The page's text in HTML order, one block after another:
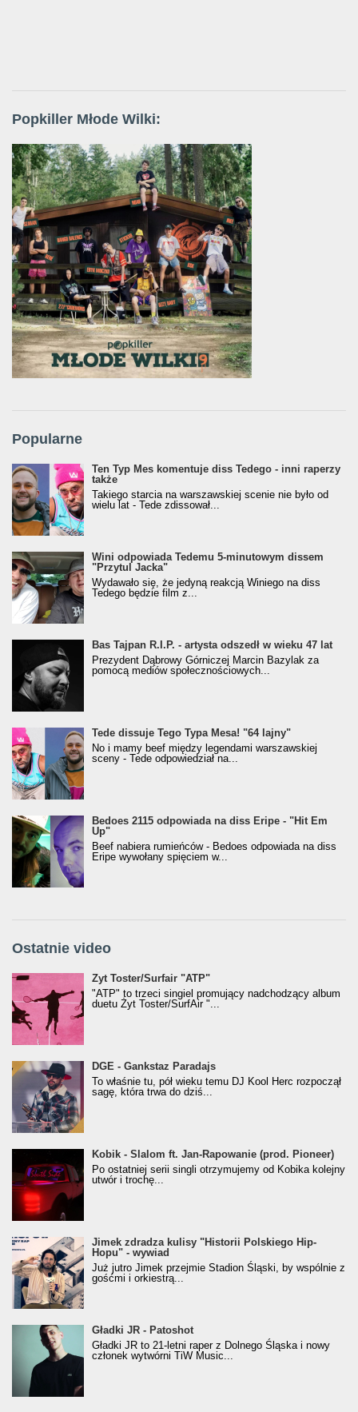
Popkiller Młode Wilki:
Popularne
Ten Typ Mes komentuje diss Tedego - inni raperzy
także
Takiego starcia na warszawskiej scenie nie było od
wielu lat - Tede zdissował...
Wini odpowiada Tedemu 5-minutowym dissem
"Przytul Jacka"
Wydawało się, że jedyną reakcją Winiego na diss
Tedego będzie film z...
Bas Tajpan R.I.P. - artysta odszedł w wieku 47 lat
Prezydent Dąbrowy Górniczej Marcin Bazylak za
pomocą mediów społecznościowych...
Tede dissuje Tego Typa Mesa! "64 lajny"
No i mamy beef między legendami warszawskiej
sceny - Tede odpowiedział na...
Bedoes 2115 odpowiada na diss Eripe - "Hit Em
Up"
Beef nabiera rumieńców - Bedoes odpowiada na diss
Eripe wywołany spięciem w...
Ostatnie video
Żyt Toster/SurfAir - ATP VIDEO
Żyt Toster/Surfair "ATP"
"ATP" to trzeci singiel promujący nadchodzący album
duetu Żyt Toster/SurfAir "...
donGURALesko z nagrodą za
Klasyczny/Trueschoolowy Album Roku
(Popkillery 2023)
DGE - Gankstaz Paradajs
To właśnie tu, pół wieku temu DJ Kool Herc rozpoczął
sagę, która trwa do dziś...
Kobik - Slalom ft. Jan-Rapowanie (prod. Pioneer)
[Official Music Visualiser]
Kobik - Slalom ft. Jan-Rapowanie (prod. Pioneer)
Po ostatniej serii singli otrzymujemy od Kobika kolejny
utwór i trochę...
Jimek zdradza kulisy "Historii Polskiego Hip-
Hopu" - wywiad
Jimek zdradza kulisy "Historii Polskiego Hip-
Hopu" - wywiad
Już jutro Jimek przejmie Stadion Śląski, by wspólnie z
gośćmi i orkiestrą...
Gładki JR - Patoshot
Gładki JR - Patoshot
Gładki JR to 21-letni raper z Dolnego Śląska i nowy
członek wytwórni TiW Music...